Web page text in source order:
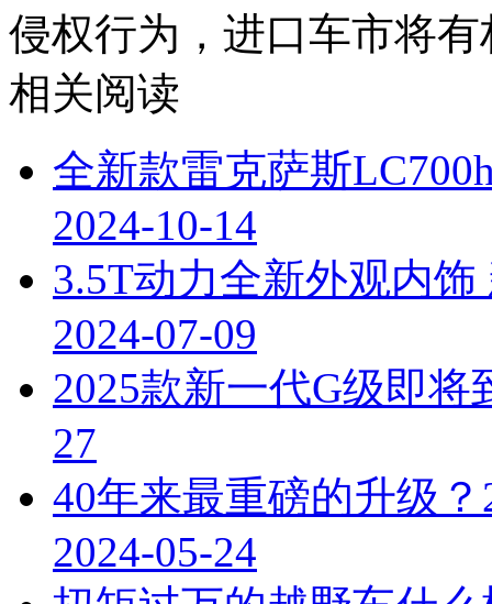
侵权行为，进口车市将
相关阅读
全新款雷克萨斯
2024-10-14
3.5T动力全新外观内
2024-07-09
2025款新一代G级即
27
40年来最重磅的升级
2024-05-24